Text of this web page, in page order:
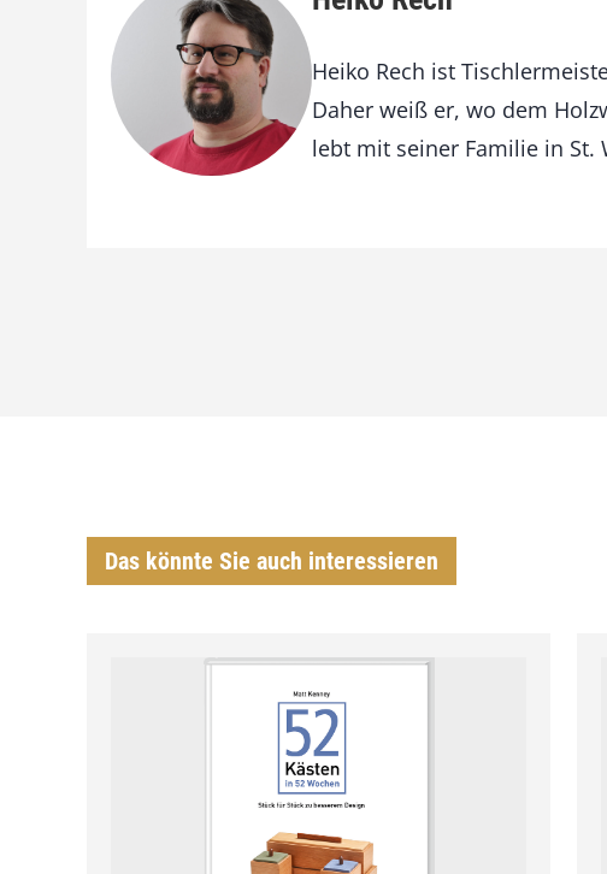
Heiko Rech ist
Daher weiß er, wo dem
lebt mit seiner Familie in St.
Das könnte Sie auch interessieren